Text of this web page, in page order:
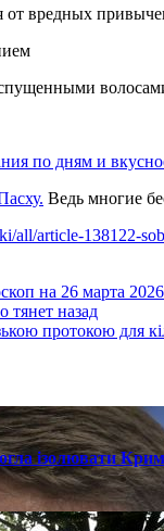
от вредных
по дням и
Ведь многие
all/article-138122-
на 26 марта
тянет назад
протокою для
ізолювати